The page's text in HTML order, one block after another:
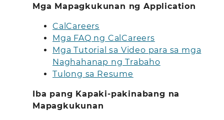
Mga Mapagkukunan ng Application
CalCareers
Mga FAQ ng CalCareers
Mga Tutorial sa Video para sa mga
Naghahanap ng Trabaho
Tulong sa Resume
Iba pang Kapaki-pakinabang na
Mapagkukunan